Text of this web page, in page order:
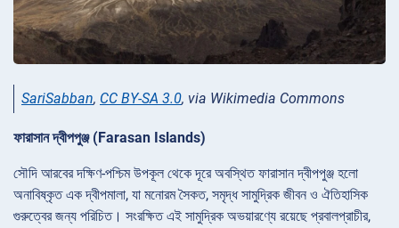
SariSabban, CC BY-SA 3.0, via Wikimedia Commons
ফারাসান দ্বীপপুঞ্জ (Farasan Islands)
সৌদি আরবের দক্ষিণ-পশ্চিম উপকূল থেকে দূরে অবস্থিত ফারাসান দ্বীপপুঞ্জ হলো
অনাবিষ্কৃত এক দ্বীপমালা, যা মনোরম সৈকত, সমৃদ্ধ সামুদ্রিক জীবন ও ঐতিহাসিক
গুরুত্বের জন্য পরিচিত। সংরক্ষিত এই সামুদ্রিক অভয়ারণ্যে রয়েছে প্রবালপ্রাচীর,